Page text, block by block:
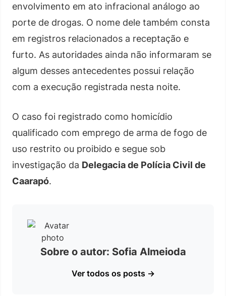
envolvimento em ato infracional análogo ao
porte de drogas. O nome dele também consta
em registros relacionados a receptação e
furto. As autoridades ainda não informaram se
algum desses antecedentes possui relação
com a execução registrada nesta noite.
O caso foi registrado como homicídio
qualificado com emprego de arma de fogo de
uso restrito ou proibido e segue sob
investigação da Delegacia de Polícia Civil de
Caarapó.
Sobre o autor: Sofia Almeioda
Ver todos os posts →